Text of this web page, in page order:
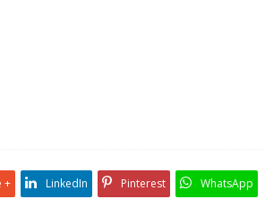
+ LinkedIn Pinterest WhatsApp